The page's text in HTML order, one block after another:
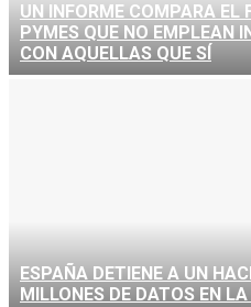
UN INFORME COMPARA EL
PYMES QUE NO EMPLEAN
CON AQUELLAS QUE SÍ
ESPAÑA DETIENE A UN
MILLONES DE DATOS EN LA